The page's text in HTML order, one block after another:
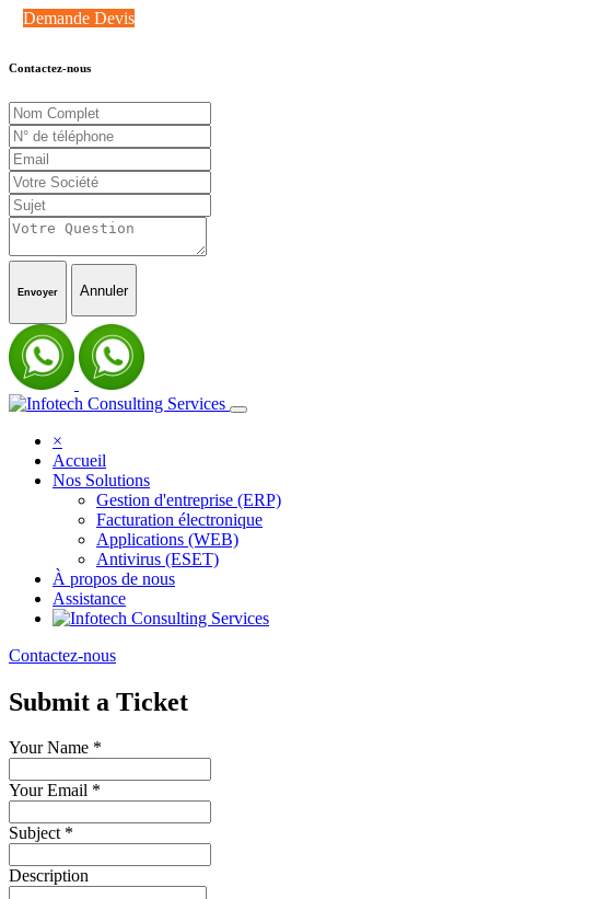
Demande Devis
Contactez-nous
Envoyer Annuler
×
Accueil
Nos Solutions
Gestion d'entreprise (ERP)
Facturation électronique
Applications (WEB)
Antivirus (ESET)
À propos de nous
Assistance
Contactez-nous
Submit a Ticket
Your Name *
Your Email *
Subject *
Description